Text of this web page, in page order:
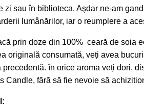
zi sau în biblioteca. Aşdar ne-am
lumânărilor, iar o reumplere a
prin doze din 100% ceară de soia
originală consumată, veți avea
în orice aroma veți dori,
Candle, fără să fie nevoie să